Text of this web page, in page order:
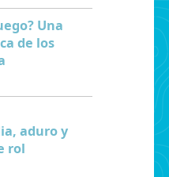
Una
de los
aduro y
rol